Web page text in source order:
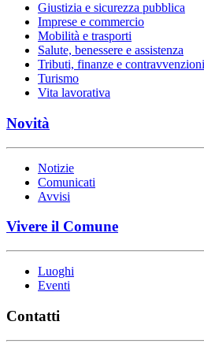
Giustizia e sicurezza pubblica
Imprese e commercio
Mobilità e trasporti
Salute, benessere e assistenza
Tributi, finanze e contravvenzioni
Turismo
Vita lavorativa
Novità
Notizie
Comunicati
Avvisi
Vivere il Comune
Luoghi
Eventi
Contatti